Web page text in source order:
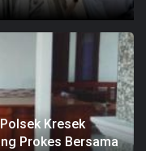
Kresek
Prokes Bersama